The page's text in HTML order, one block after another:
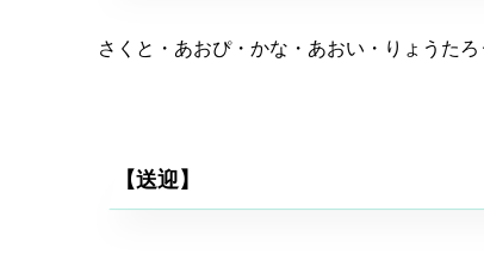
さくと・あおぴ・かな・あおい・りょうた
【送迎】